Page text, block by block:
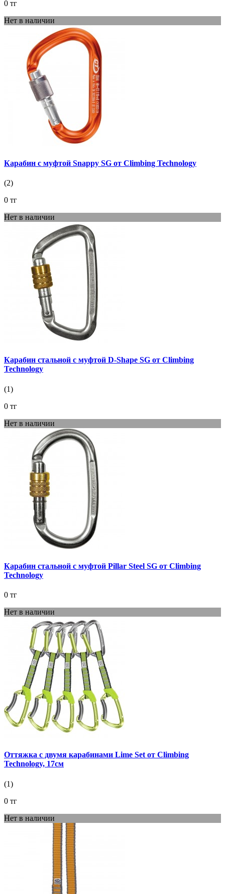
0 тг
Нет в наличии
Карабин с муфтой Snappy SG от Climbing Technology
(2)
0 тг
Нет в наличии
Карабин стальной с муфтой D-Shape SG от Climbing
Technology
(1)
0 тг
Нет в наличии
Карабин стальной с муфтой Pillar Steel SG от Climbing
Technology
0 тг
Нет в наличии
Оттяжка с двумя карабинами Lime Set от Climbing
Technology, 17см
(1)
0 тг
Нет в наличии